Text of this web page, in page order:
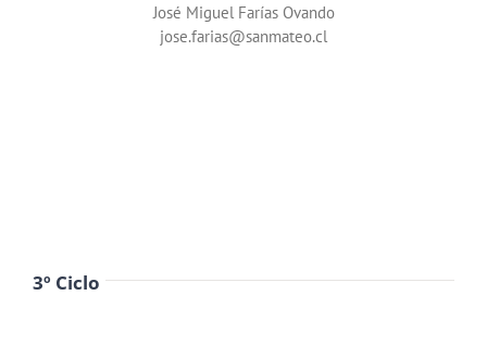
José Miguel Farías Ovando
jose.farias
3º Ciclo